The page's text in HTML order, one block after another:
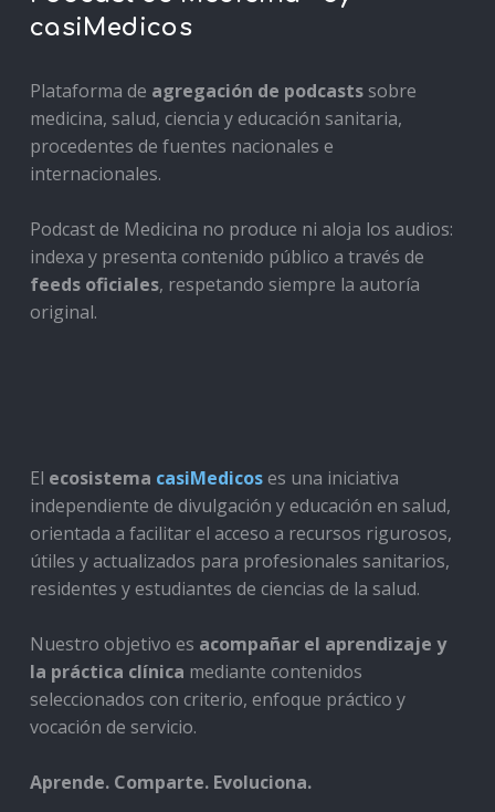
casiMedicos
Plataforma de agregación de podcastssobre
medicina, salud, ciencia y educación sanitaria,
procedentes de fuentes nacionales e
internacionales.
Podcast de Medicina no produce ni aloja los audios:
indexa y presenta contenido público a través de
feeds oficiales, respetando siempre la autoría
original.
El ecosistema casiMedicoses una iniciativa
independiente de divulgación y educación en salud,
orientada a facilitar el acceso a recursos rigurosos,
útiles y actualizados para profesionales sanitarios,
residentes y estudiantes de ciencias de la salud.
Nuestro objetivo es acompañar el aprendizaje y
la práctica clínica mediante contenidos
seleccionados con criterio, enfoque práctico y
vocación de servicio.
Aprende. Comparte. Evoluciona.